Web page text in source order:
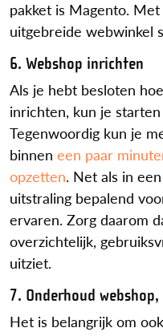
pakket is Magento.
uitgebreide webwinkel
6. Webshop inrichten
Als je hebt besloten
inrichten, kun je
Tegenwoordig kun je
binnen een paar
opzetten. Net als in
uitstraling bepalend
ervaren. Zorg daarom
overzichtelijk,
uitziet.
7. Onderhoud
Het is belangrijk om